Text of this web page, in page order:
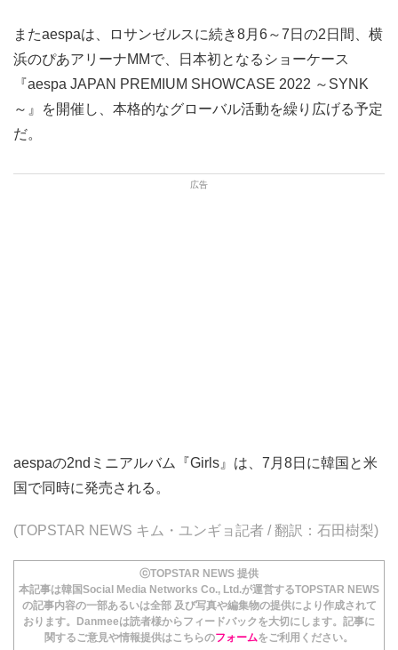
またaespaは、ロサンゼルスに続き8月6～7日の2日間、横
浜のぴあアリーナMMで、日本初となるショーケース
『aespa JAPAN PREMIUM SHOWCASE 2022 ～SYNK
～』を開催し、本格的なグローバル活動を繰り広げる予定
だ。
aespaの2ndミニアルバム『Girls』は、7月8日に韓国と米
国で同時に発売される。
(TOPSTAR NEWS キム・ユンギョ記者 / 翻訳：石田樹梨)
ⓒTOPSTAR NEWS 提供
本記事は韓国Social Media Networks Co., Ltd.が運営するTOPSTAR NEWS
の記事内容の一部あるいは全部 及び写真や編集物の提供により作成されて
おります。Danmeeは読者様からフィードバックを大切にします。記事に
関するご意見や情報提供はこちらのフォームをご利用ください。